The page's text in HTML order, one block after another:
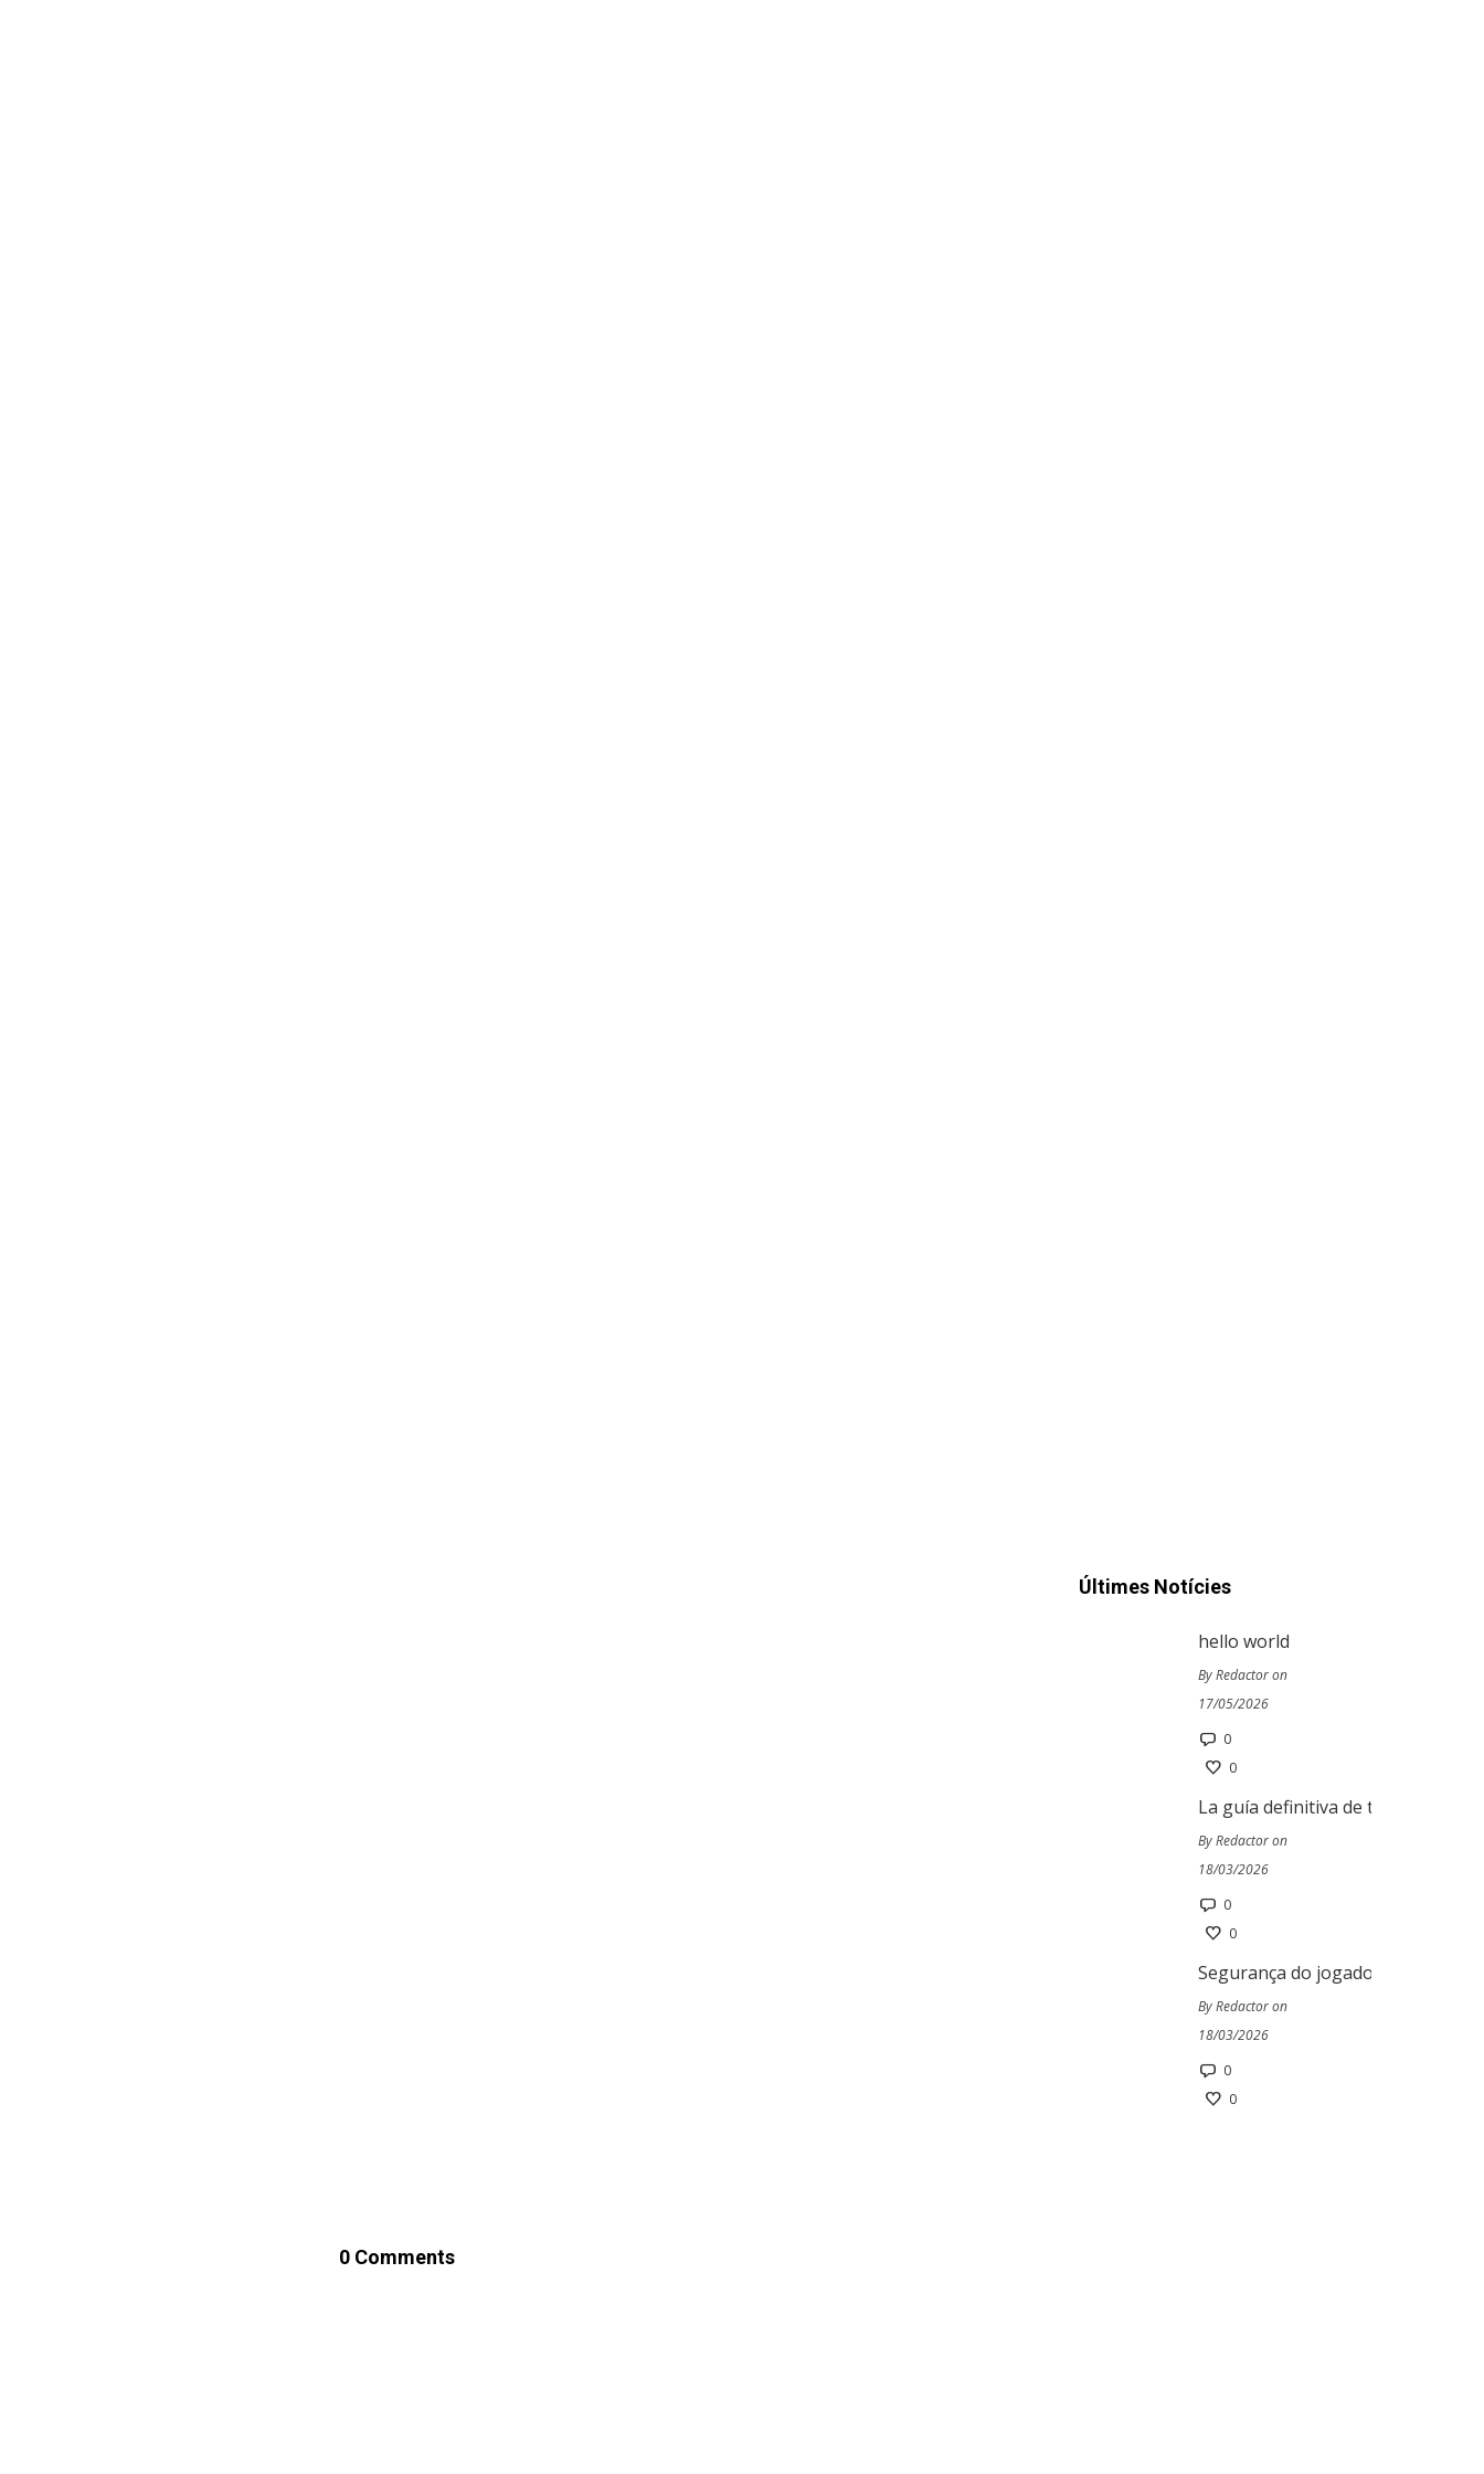
Últimes Notícies
hello world
By Redactor on
17/05/2026
0
0
La guía definitiva de
By Redactor on
18/03/2026
0
0
Segurança do jogador no Ivibet
By Redactor on
18/03/2026
0
0
0 Comments